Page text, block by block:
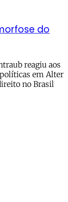
do
reagiu aos
em Alter
no Brasil